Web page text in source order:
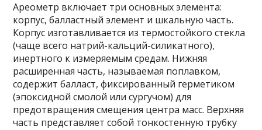
Ареометр включает три основных элемента:
корпус, балластный элемент и шкальную часть.
Корпус изготавливается из термостойкого стекла
(чаще всего натрий-кальций-силикатного),
инертного к измеряемым средам. Нижняя
расширенная часть, называемая поплавком,
содержит балласт, фиксированный герметиком
(эпоксидной смолой или сургучом) для
предотвращения смещения центра масс. Верхняя
часть представляет собой тонкостенную трубку